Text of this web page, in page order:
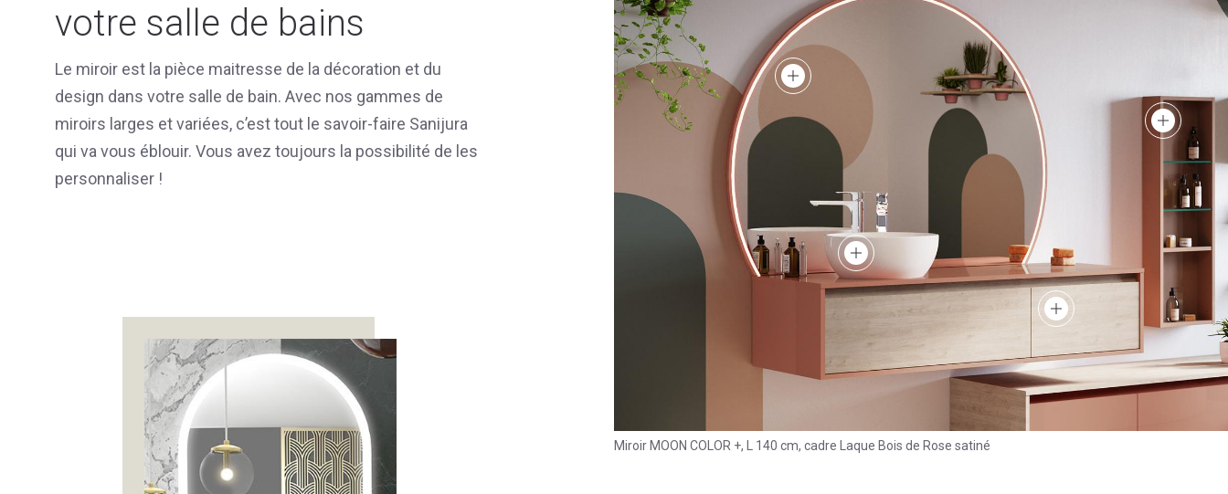
votre salle de bains
Le miroir est la pièce maitresse de la décoration et du
design dans votre salle de bain. Avec nos gammes de
miroirs larges et variées, c’est tout le savoir-faire Sanijura
qui va vous éblouir. Vous avez toujours la possibilité de les
personnaliser !
Miroir MOON COLOR +, L 140 cm, cadre Laque Bois de Rose satiné